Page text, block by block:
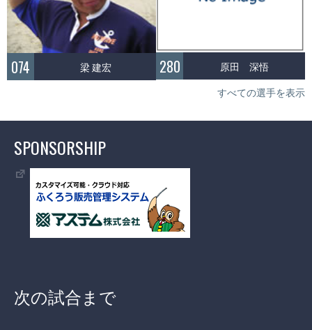
074 梁 建宏 280 原田 深悟
すべての選手を表示
SPONSORSHIP
次の試合まで